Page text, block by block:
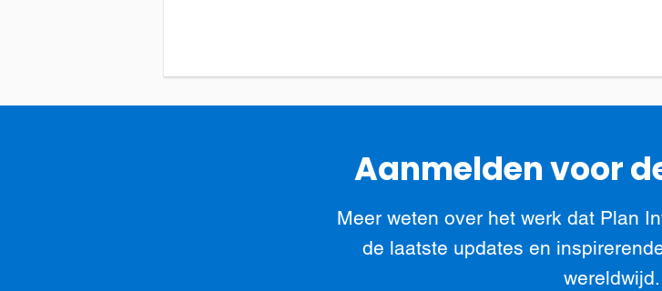
Aanmelden voor
Meer weten over het werk dat Plan
de laatste updates en
wereldwijd.